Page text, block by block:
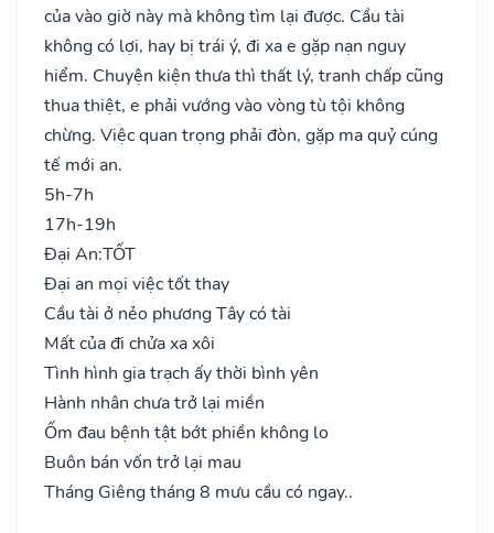
của vào giờ này mà không tìm lại được. Cầu tài
không có lợi, hay bị trái ý, đi xa e gặp nạn nguy
hiểm. Chuyện kiện thưa thì thất lý, tranh chấp cũng
thua thiệt, e phải vướng vào vòng tù tội không
chừng. Việc quan trọng phải đòn, gặp ma quỷ cúng
tế mới an.
5h-7h
17h-19h
Đại An:TỐT
Đại an mọi việc tốt thay
Cầu tài ở nẻo phương Tây có tài
Mất của đi chửa xa xôi
Tình hình gia trạch ấy thời bình yên
Hành nhân chưa trở lại miền
Ốm đau bệnh tật bớt phiền không lo
Buôn bán vốn trở lại mau
Tháng Giêng tháng 8 mưu cầu có ngay..